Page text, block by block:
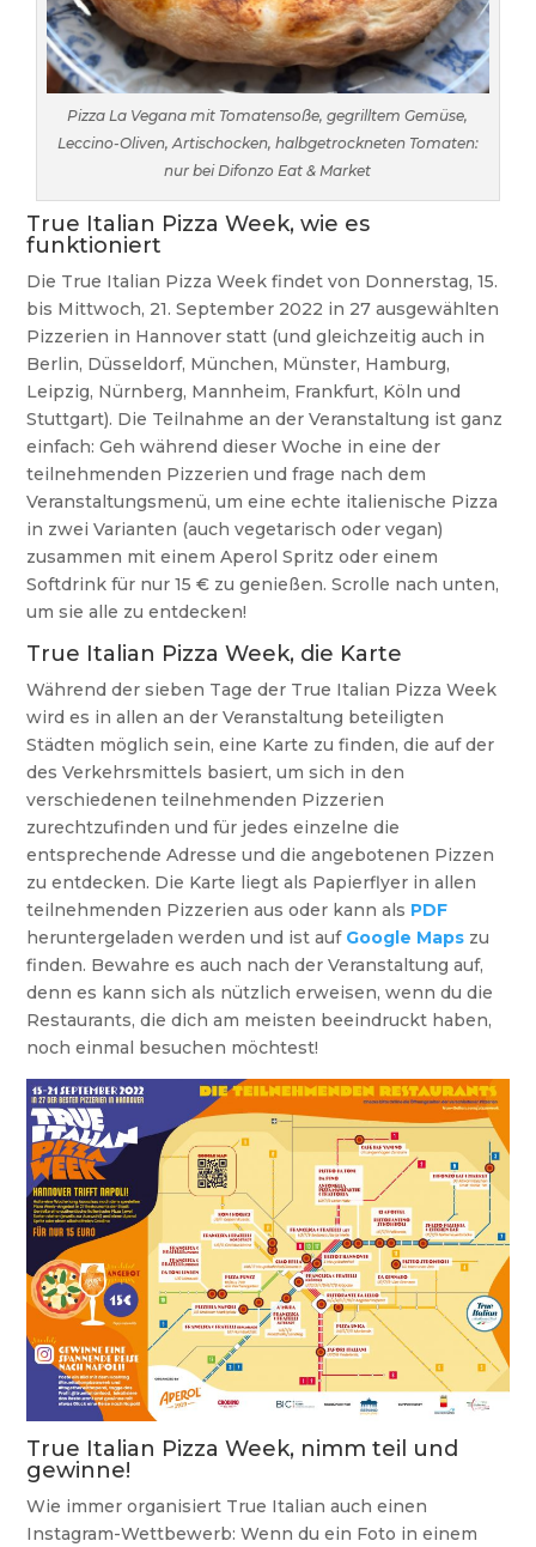
Pizza La Vegana mit Tomatensoße, gegrilltem Gemüse,
Leccino-Oliven, Artischocken, halbgetrockneten Tomaten:
nur bei Difonzo Eat & Market
True Italian Pizza Week, wie es
funktioniert
Die True Italian Pizza Week findet von Donnerstag, 15.
bis Mittwoch, 21. September 2022 in 27 ausgewählten
Pizzerien in Hannover statt (und gleichzeitig auch in
Berlin, Düsseldorf, München, Münster, Hamburg,
Leipzig, Nürnberg, Mannheim, Frankfurt, Köln und
Stuttgart). Die Teilnahme an der Veranstaltung ist ganz
einfach: Geh während dieser Woche in eine der
teilnehmenden Pizzerien und frage nach dem
Veranstaltungsmenü, um eine echte italienische Pizza
in zwei Varianten (auch vegetarisch oder vegan)
zusammen mit einem Aperol Spritz oder einem
Softdrink für nur 15 € zu genießen. Scrolle nach unten,
um sie alle zu entdecken!
True Italian Pizza Week, die Karte
Während der sieben Tage der True Italian Pizza Week
wird es in allen an der Veranstaltung beteiligten
Städten möglich sein, eine Karte zu finden, die auf der
des Verkehrsmittels basiert, um sich in den
verschiedenen teilnehmenden Pizzerien
zurechtzufinden und für jedes einzelne die
entsprechende Adresse und die angebotenen Pizzen
zu entdecken. Die Karte liegt als Papierflyer in allen
teilnehmenden Pizzerien aus oder kann als PDF
heruntergeladen werden und ist auf Google Maps zu
finden. Bewahre es auch nach der Veranstaltung auf,
denn es kann sich als nützlich erweisen, wenn du die
Restaurants, die dich am meisten beeindruckt haben,
noch einmal besuchen möchtest!
True Italian Pizza Week, nimm teil und
gewinne!
Wie immer organisiert True Italian auch einen
Instagram-Wettbewerb: Wenn du ein Foto in einem